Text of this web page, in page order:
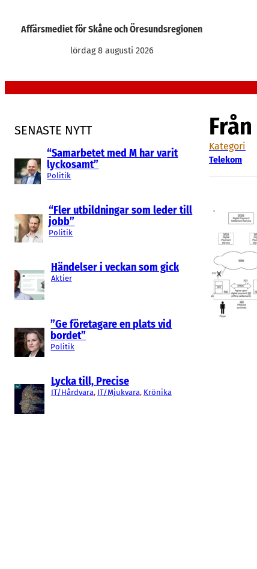
Affärsmediet för Skåne och Öresundsregionen
lördag 8 augusti 2026
SENASTE NYTT
“Samarbetet med M har varit
lyckosamt”
Politik
“Fler utbildningar som leder till
jobb”
Politik
Händelser i veckan som gick
Aktier
”Ge företagare en plats vid
bordet”
Politik
Lycka till, Precise
IT/Hårdvara, IT/Mjukvara, Krönika
Från
Kategori
Telekom